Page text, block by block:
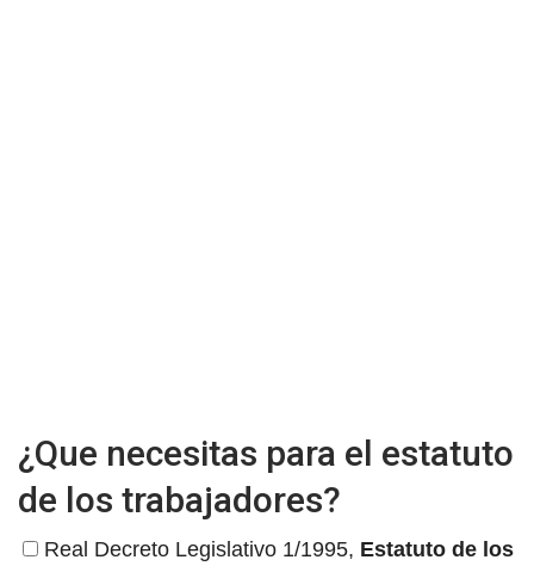
¿Que necesitas para el estatuto
de los trabajadores?
Real Decreto Legislativo 1/1995, Estatuto de los